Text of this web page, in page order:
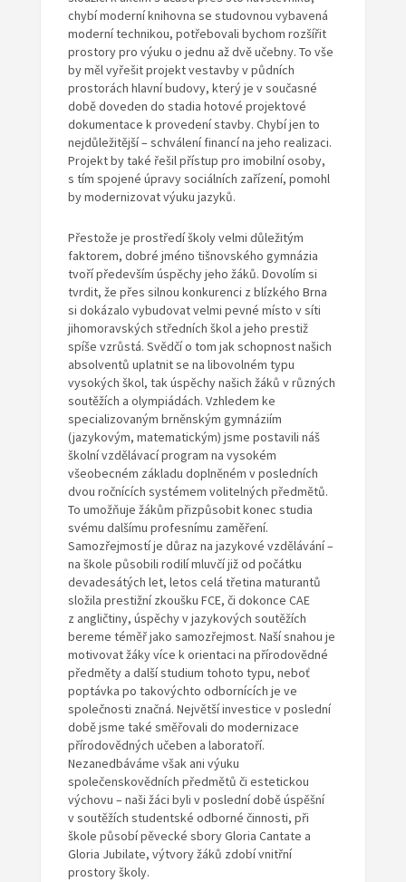
chybí moderní knihovna se studovnou vybavená
moderní technikou, potřebovali bychom rozšířit
prostory pro výuku o jednu až dvě učebny. To vše
by měl vyřešit projekt vestavby v půdních
prostorách hlavní budovy, který je v současné
době doveden do stadia hotové projektové
dokumentace k provedení stavby. Chybí jen to
nejdůležitější – schválení financí na jeho realizaci.
Projekt by také řešil přístup pro imobilní osoby,
s tím spojené úpravy sociálních zařízení, pomohl
by modernizovat výuku jazyků.
Přestože je prostředí školy velmi důležitým
faktorem, dobré jméno tišnovského gymnázia
tvoří především úspěchy jeho žáků. Dovolím si
tvrdit, že přes silnou konkurenci z blízkého Brna
si dokázalo vybudovat velmi pevné místo v síti
jihomoravských středních škol a jeho prestiž
spíše vzrůstá. Svědčí o tom jak schopnost našich
absolventů uplatnit se na libovolném typu
vysokých škol, tak úspěchy našich žáků v různých
soutěžích a olympiádách. Vzhledem ke
specializovaným brněnským gymnáziím
(jazykovým, matematickým) jsme postavili náš
školní vzdělávací program na vysokém
všeobecném základu doplněném v posledních
dvou ročnících systémem volitelných předmětů.
To umožňuje žákům přizpůsobit konec studia
svému dalšímu profesnímu zaměření.
Samozřejmostí je důraz na jazykové vzdělávání –
na škole působili rodilí mluvčí již od počátku
devadesátých let, letos celá třetina maturantů
složila prestižní zkoušku FCE, či dokonce CAE
z angličtiny, úspěchy v jazykových soutěžích
bereme téměř jako samozřejmost. Naší snahou je
motivovat žáky více k orientaci na přírodovědné
předměty a další studium tohoto typu, neboť
poptávka po takovýchto odbornících je ve
společnosti značná. Největší investice v poslední
době jsme také směřovali do modernizace
přírodovědných učeben a laboratoří.
Nezanedbáváme však ani výuku
společenskovědních předmětů či estetickou
výchovu – naši žáci byli v poslední době úspěšní
v soutěžích studentské odborné činnosti, při
škole působí pěvecké sbory Gloria Cantate a
Gloria Jubilate, výtvory žáků zdobí vnitřní
prostory školy.